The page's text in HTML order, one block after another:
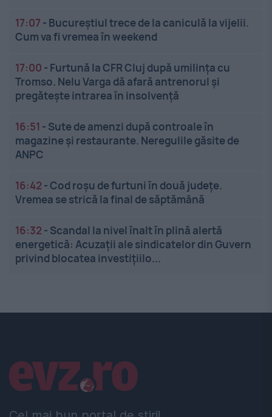
17:07 - Bucureștiul trece de la caniculă la vijelii.
Cum va fi vremea în weekend
17:00 - Furtună la CFR Cluj după umilința cu
Tromso. Nelu Varga dă afară antrenorul și
pregătește intrarea în insolvență
16:51 - Sute de amenzi după controale în
magazine și restaurante. Neregulile găsite de
ANPC
16:42 -Cod roșu de furtuni în două județe.
Vremea se strică la final de săptămână
16:32 - Scandal la nivel înalt în plină alertă
energetică: Acuzații ale sindicatelor din Guvern
privind blocatea investițiilo...
Linkuri utile